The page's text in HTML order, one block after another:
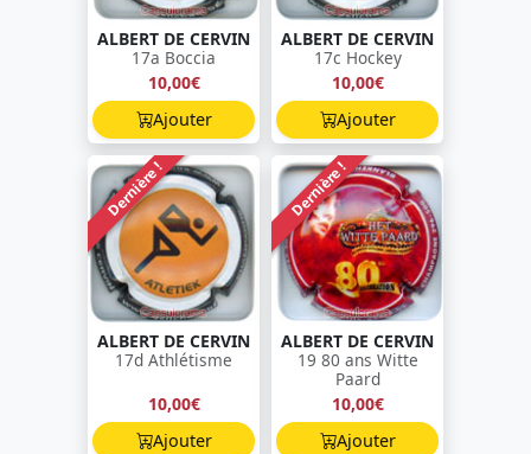
ALBERT DE CERVIN
17a Boccia
10,00€
Ajouter
ALBERT DE CERVIN
17c Hockey
10,00€
Ajouter
Dernière !
ALBERT DE CERVIN
17d Athlétisme
10,00€
Ajouter
Dernière !
ALBERT DE CERVIN
19 80 ans Witte
Paard
10,00€
Ajouter